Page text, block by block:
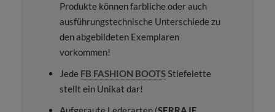
Produkte können farbliche oder auch
ausführungstechnische Unterschiede zu
den abgebildeten Exemplaren
vorkommen!
Jede FB FASHION BOOTSStiefelette
stellt ein Unikat dar!